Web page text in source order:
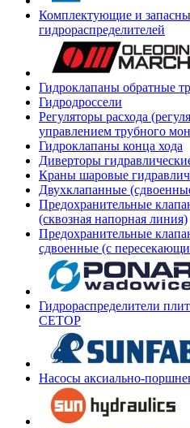
Комплектующие и
гидрораспределителей
Гидроклапаны обратные
Гидродроссели
Регуляторы расхода
управлением трубного
Гидроклапаны конца хода
Диверторы
Краны шаровые
Двухклапанные
Предохранительные
(сквозная напорная линия)
Предохранительные
сдвоенные (с
Гидрораспределители
СЕТОР
Насосы аксиально-